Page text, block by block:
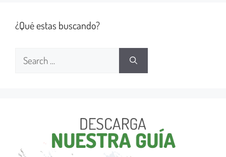
¿Qué estas buscando?